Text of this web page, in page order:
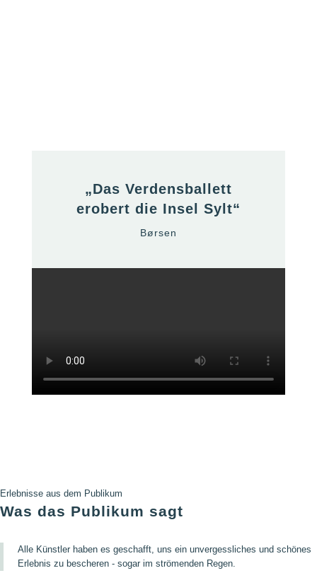
„Das Verdensballett
erobert die Insel Sylt“
Børsen
Erlebnisse aus dem Publikum
Was das Publikum sagt
Alle Künstler haben es geschafft, uns ein unvergessliches und schönes
Erlebnis zu bescheren - sogar im strömenden Regen.